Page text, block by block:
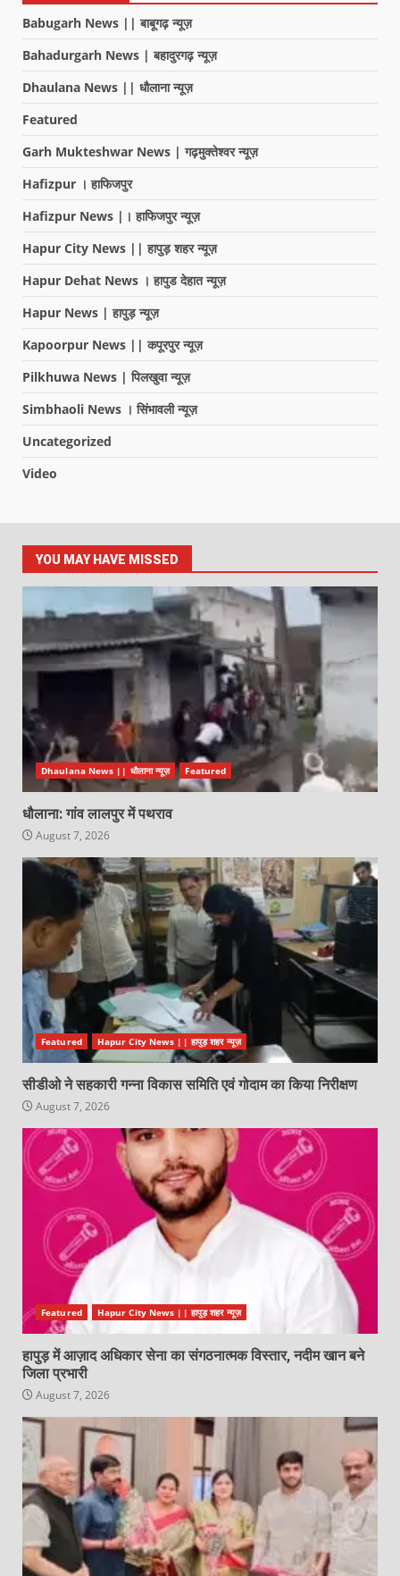
Babugarh News || बाबूगढ़ न्यूज़
Bahadurgarh News | बहादुरगढ़ न्यूज़
Dhaulana News || धौलाना न्यूज़
Featured
Garh Mukteshwar News | गढ़मुक्तेश्वर न्यूज़
Hafizpur । हाफिजपुर
Hafizpur News |। हाफिजपुर न्यूज़
Hapur City News || हापुड़ शहर न्यूज़
Hapur Dehat News । हापुड देहात न्यूज़
Hapur News | हापुड़ न्यूज़
Kapoorpur News || कपूरपुर न्यूज़
Pilkhuwa News | पिलखुवा न्यूज़
Simbhaoli News । सिंभावली न्यूज़
Uncategorized
Video
YOU MAY HAVE MISSED
Dhaulana News || धौलाना न्यूज़ Featured
धौलाना: गांव लालपुर में पथराव
August 7, 2026
Featured Hapur City News || हापुड़ शहर न्यूज़
सीडीओ ने सहकारी गन्ना विकास समिति एवं गोदाम का किया निरीक्षण
August 7, 2026
Featured Hapur City News || हापुड़ शहर न्यूज़
हापुड़ में आज़ाद अधिकार सेना का संगठनात्मक विस्तार, नदीम खान बने
जिला प्रभारी
August 7, 2026